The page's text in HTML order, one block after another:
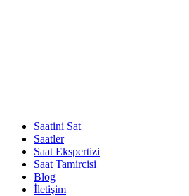
Saatini Sat
Saatler
Saat Ekspertizi
Saat Tamircisi
Blog
İletişim